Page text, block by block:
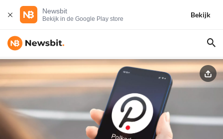
Newsbit
Bekijk in de Google Play store
Bekijk